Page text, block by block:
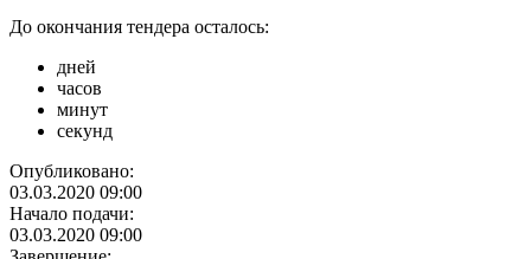
До окончания тендера осталось:
дней
часов
минут
секунд
Опубликовано:
03.03.2020 09:00
Начало подачи:
03.03.2020 09:00